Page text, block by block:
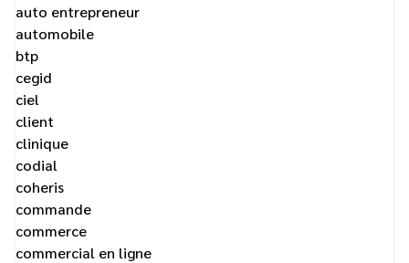
auto entrepreneur
automobile
btp
cegid
ciel
client
clinique
codial
coheris
commande
commerce
commercial en ligne